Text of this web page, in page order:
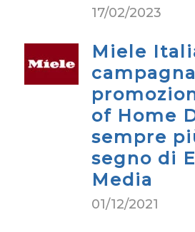
17/02/2023
Miele
campagna
of Home
sempre
segno di
Media
01/12/2021